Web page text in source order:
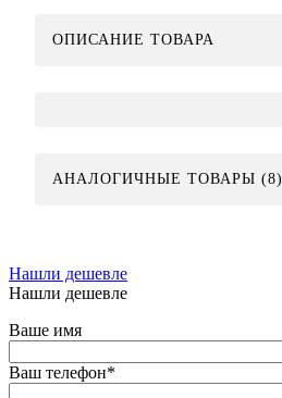
ОПИСАНИЕ ТОВАРА
АНАЛОГИЧНЫЕ ТОВАРЫ (8)
Нашли дешевле
Нашли дешевле
Ваше имя
Ваш телефон*